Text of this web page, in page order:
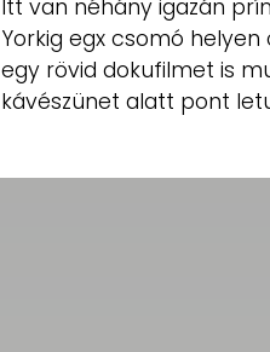
Itt van néhány igazán
Yorkig egx csomó
egy rövid dokufilmet is
kávészünet alatt pont